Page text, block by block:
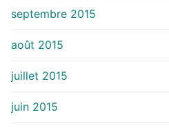
septembre 2015
août 2015
juillet 2015
juin 2015